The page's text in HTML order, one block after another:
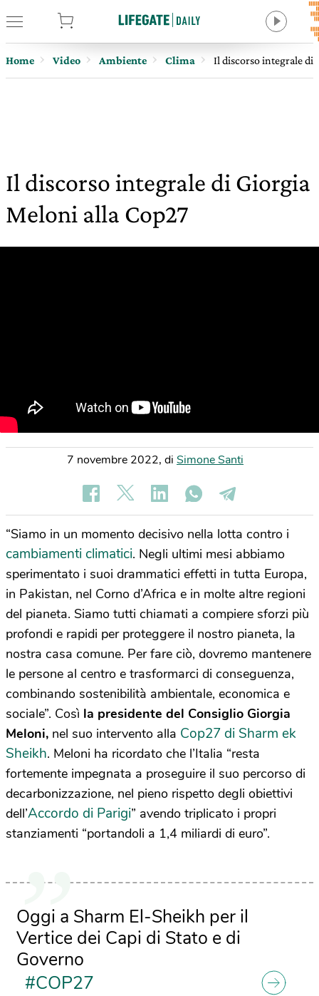
Home Video Ambiente Clima Il discorso integrale di
Il discorso integrale di Giorgia
Meloni alla Cop27
7 novembre 2022, di Simone Santi
“Siamo in un momento decisivo nella lotta contro i
cambiamenti climatici. Negli ultimi mesi abbiamo
sperimentato i suoi drammatici effetti in tutta Europa,
in Pakistan, nel Corno d’Africa e in molte altre regioni
del pianeta. Siamo tutti chiamati a compiere sforzi più
profondi e rapidi per proteggere il nostro pianeta, la
nostra casa comune. Per fare ciò, dovremo mantenere
le persone al centro e trasformarci di conseguenza,
combinando sostenibilità ambientale, economica e
sociale”. Così la presidente del Consiglio Giorgia
Meloni, nel suo intervento alla Cop27 di Sharm ek
Sheikh. Meloni ha ricordato che l’Italia “resta
fortemente impegnata a proseguire il suo percorso di
decarbonizzazione, nel pieno rispetto degli obiettivi
dell’Accordo di Parigi” avendo triplicato i propri
stanziamenti “portandoli a 1,4 miliardi di euro”.
Oggi a Sharm El-Sheikh per il
Vertice dei Capi di Stato e di
Governo
#COP27